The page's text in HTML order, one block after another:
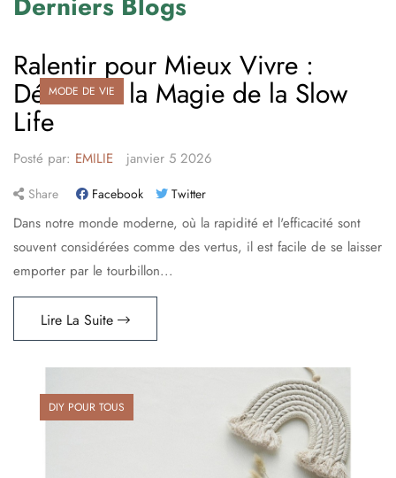
navigation
MODE DE VIE
Ralentir pour Mieux Vivre :
Découvrir la Magie de la Slow
Life
Posté par: EMILIE janvier 5 2026
Share Facebook Twitter
Dans notre monde moderne, où la rapidité et l'efficacité sont
souvent considérées comme des vertus, il est facile de se laisser
emporter par le tourbillon...
Lire La Suite
DIY POUR TOUS